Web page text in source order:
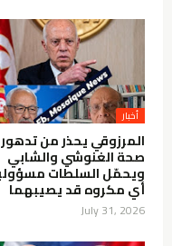
أخبار
المرزوقي يحذر من تدهور
صحة الغنوشي والشابي
ويحمّل السلطات
أي مكروه قد يصيبهما
July 31, 2026